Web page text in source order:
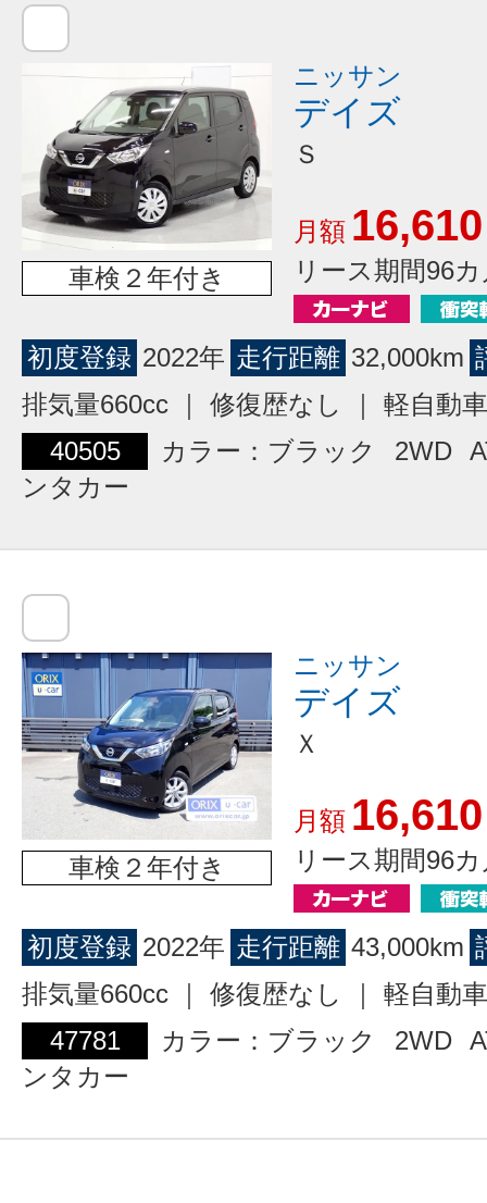
車検２年付き
ニッサン
デイズ
Ｓ
月額 16,610
リース期間96
初度登録 2022年 走行距離 32,000km
排気量660cc ｜ 修復歴なし ｜ 軽自動車
40505
カラー：ブラック 2WD
ンタカー
車検２年付き
ニッサン
デイズ
Ｘ
月額 16,610
リース期間96
初度登録 2022年 走行距離 43,000km
排気量660cc ｜ 修復歴なし ｜ 軽自動車
47781
カラー：ブラック 2WD
ンタカー